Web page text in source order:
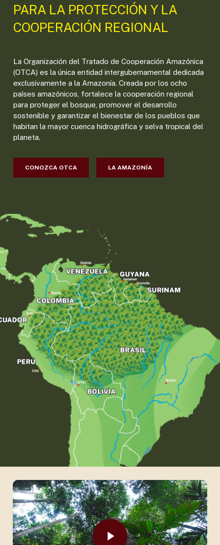
PARA LA PROTECCIÓN Y LA
COOPERACIÓN REGIONAL
La Organización del Tratado de Cooperación Amazónica
(OTCA) es la única entidad intergubernamental dedicada
exclusivamente a la Amazonía. Creada por los ocho
países amazónicos, fortalece la cooperación regional
para proteger el bosque, promover el desarrollo
sostenible y garantizar el bienestar de los pueblos que
habitan la mayor cuenca hidrográfica y selva tropical del
planeta.
CONOZCA OTCA LA AMAZONÍA
Play Video
Play Video